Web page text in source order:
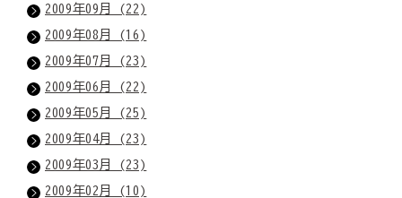
2009年09月 (22)
2009年08月 (16)
2009年07月 (23)
2009年06月 (22)
2009年05月 (25)
2009年04月 (23)
2009年03月 (23)
2009年02月 (10)